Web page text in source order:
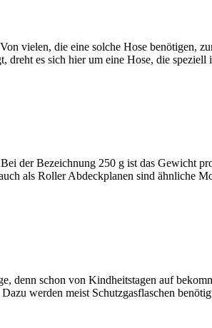
vielen, die eine solche Hose benötigen,
dreht es sich hier um eine Hose, die
der Bezeichnung 250 g ist das Gewicht
als Roller Abdeckplanen sind ähnliche
schon von Kindheitstagen auf
werden meist Schutzgasflaschen